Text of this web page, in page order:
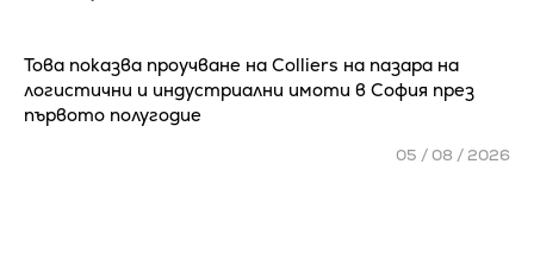
Това показва проучване на Colliers на пазара на
логистични и индустриални имоти в София през
първото полугодие
05 / 08 / 2026